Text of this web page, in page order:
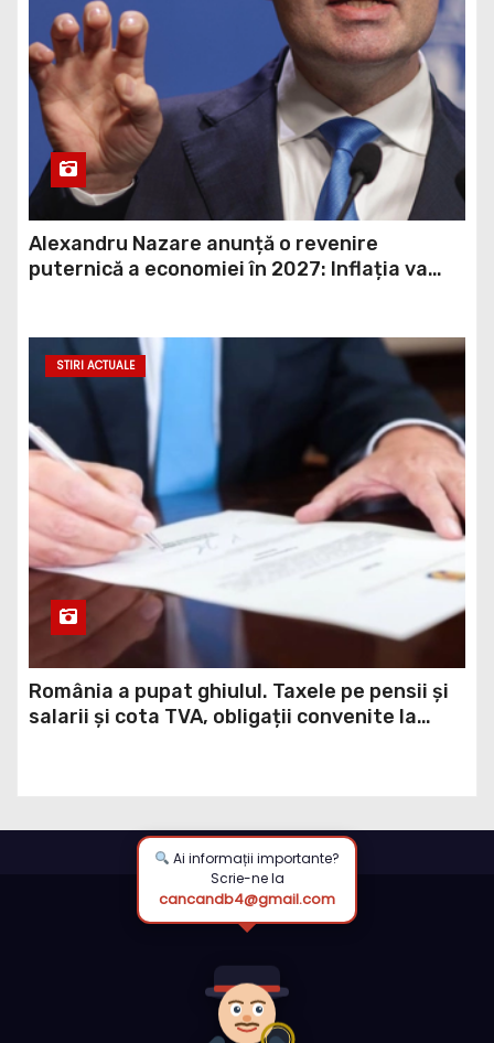
Alexandru Nazare anunță o revenire
puternică a economiei în 2027: Inflația va
STIRI ACTUALE
România a pupat ghiulul. Taxele pe pensii și
salarii și cota TVA, obligații convenite la
Ai informații importante?
Scrie-ne la
cancandb4@gmail.com